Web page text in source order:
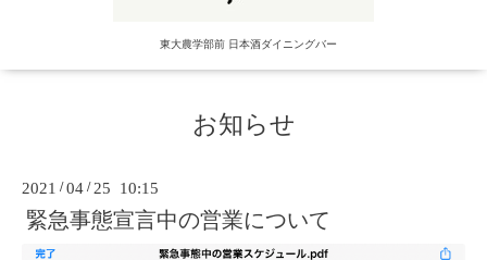
東大農学部前 日本酒ダイニングバー
お知らせ
2021 /04 / 25 10:15
緊急事態宣言中の営業について